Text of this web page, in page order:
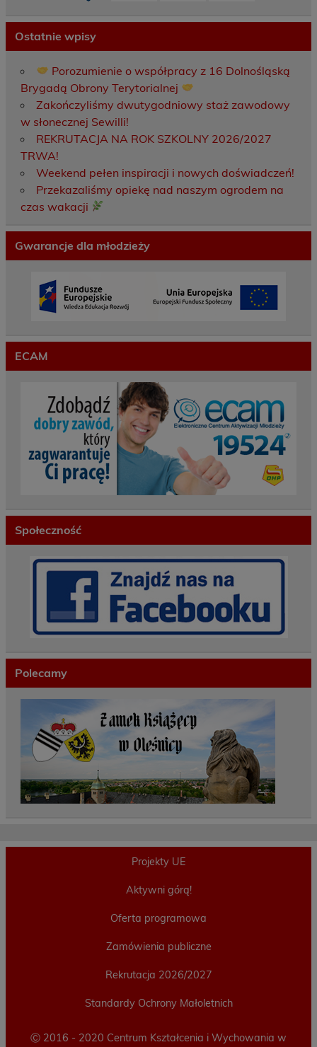
Ostatnie wpisy
Porozumienie o współpracy z 16 Dolnośląską
Brygadą Obrony Terytorialnej
Zakończyliśmy dwutygodniowy staż zawodowy
w słonecznej Sewilli!
REKRUTACJA NA ROK SZKOLNY 2026/2027
TRWA!
Weekend pełen inspiracji i nowych doświadczeń!
Przekazaliśmy opiekę nad naszym ogrodem na
czas wakacji
Gwarancje dla młodzieży
ECAM
Społeczność
Polecamy
Projekty UE
Aktywni górą!
Oferta programowa
Zamówienia publiczne
Rekrutacja 2026/2027
Standardy Ochrony Małoletnich
Ⓒ 2016 - 2020 Centrum Kształcenia i Wychowania w